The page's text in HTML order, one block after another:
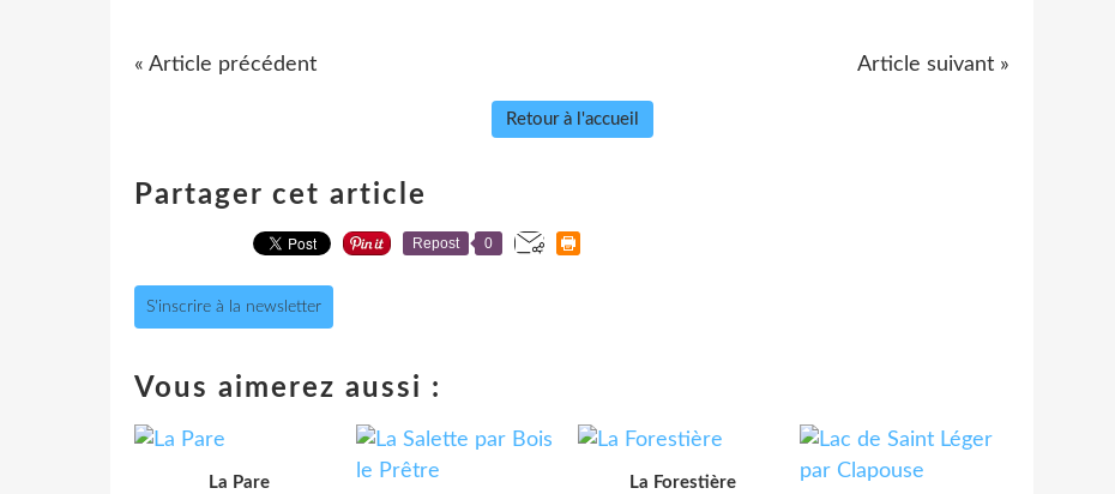
« Article précédent Article suivant »
Retour à l'accueil
Partager cet article
Repost 0
S'inscrire à la newsletter
Vous aimerez aussi :
La Pare
La Forestière